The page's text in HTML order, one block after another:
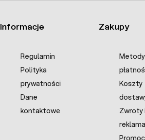
Informacje
Regulamin
Polityka
prywatności
Dane
kontaktowe
Zakupy
Metody
Koszty
Zwroty i